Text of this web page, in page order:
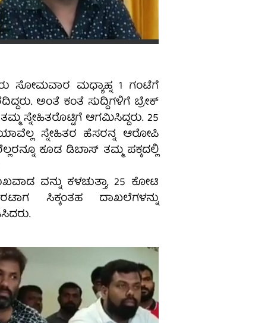
ಸೋಮವಾರ ಮಧ್ಯಾಹ್ನ 1 ಗಂಟೆಗೆ
ಅಂತೆ ಕಂತೆ ಸುದ್ದಿಗಳಿಗೆ ಬ್ರೇಕ್
ಸ್ನೇಹಿತರೊಟ್ಟಿಗೆ ಆಗಮಿಸಿದ್ದರು. 25
ಸ್ನೇಹಿತರ ಹೆಸರನ್ನ ಆರೋಪಿ
ಕೂಡ ಡಿಬಾಸ್ ತಮ್ಮ ಪಕ್ಕದಲ್ಲಿ
ವನ್ನು‌ ಕಳಚುತ್ತಾ, 25 ಕೋಟಿ
ಸಿಕ್ಕಂತಹ ದಾಖಲೆಗಳನ್ನು